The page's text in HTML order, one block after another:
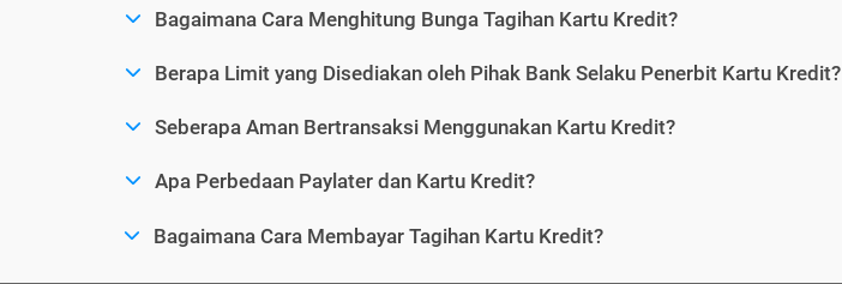
Bagaimana Cara Menghitung Bunga Tagihan Kartu Kredit?
Berapa Limit yang Disediakan oleh Pihak Bank Selaku Penerbit Kartu Kredit?
Seberapa Aman Bertransaksi Menggunakan Kartu Kredit?
Apa Perbedaan Paylater dan Kartu Kredit?
Bagaimana Cara Membayar Tagihan Kartu Kredit?